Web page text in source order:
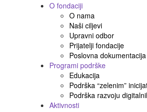
O fondaciji
O nama
Naši ciljevi
Upravni odbor
Prijatelji fondacije
Poslovna dokumentacija
Programi podrške
Edukacija
Podrška “zelenim”
Podrška razvoju
Aktivnosti